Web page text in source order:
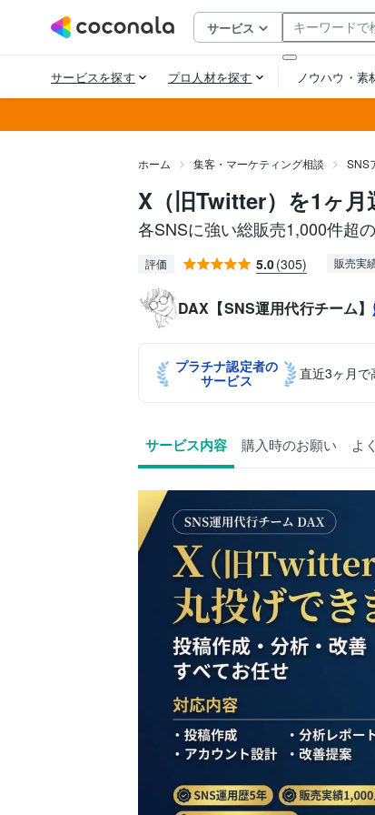
ホーム 集客・マーケティング相談 SNS
X（旧Twitter）を1ヶ月
各SNSに強い総販売1,000件超
評価 5.0(305) 販売実
DAX【SNS運用代行チーム】
プラチナ認定者の
サービス
直近3ヶ月
サービス内容 購入時のお願い よ